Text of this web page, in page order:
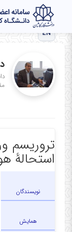
EN
تروریسم
استحالۀ
نویسندگان
همایش